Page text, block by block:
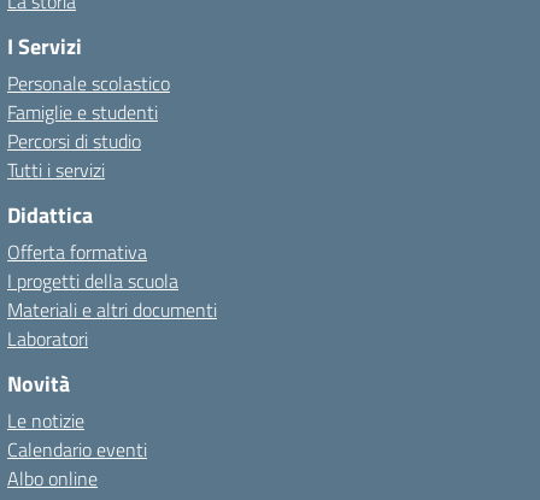
I Servizi
Personale scolastico
Famiglie e studenti
Percorsi di studio
Tutti i servizi
Didattica
Offerta formativa
I progetti della scuola
Materiali e altri documenti
Laboratori
Novità
Le notizie
Calendario eventi
Albo online